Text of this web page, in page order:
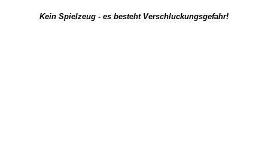
Kein Spielzeug - es besteht Verschluckungsgefahr!